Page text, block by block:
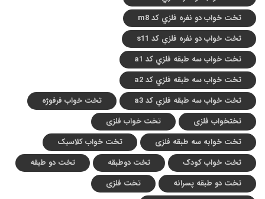
تخت خواب دو نفره فلزي کد m8
تخت خواب دو نفره فلزي کد s11
تخت خواب سه طبقه فلزي کد a1
تخت خواب سه طبقه فلزي کد a2
تخت خواب سه طبقه فلزي کد a3
تخت خواب فرفوژه
تختخواب فلزی
تخت خواب فلزی
تخت خوابه سه طبقه فلزی
تخت خواب کلاسیک
تخت خواب کودک
تخت دوطبقه
تخت دو طبقه
تخت دو طبقه پسرانه
تخت فلزی